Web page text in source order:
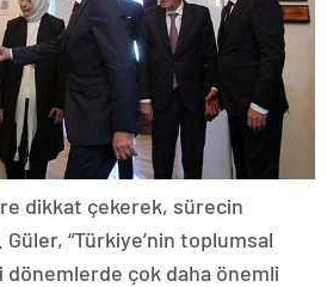
dikkat çekerek, sürecin
“Türkiye’nin toplumsal
dönemlerde çok daha önemli